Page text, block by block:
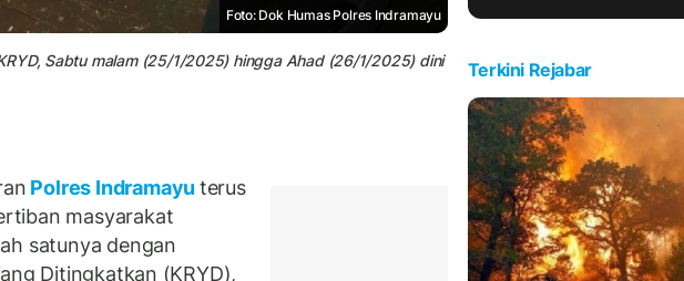
Foto: Dok Humas Polres Indramayu
Sabtu malam (25/1/2025) hingga Ahad (26/1/2025) dini
Polres Indramayuterus
masyarakat
satunya dengan
Ditingkatkan (KRYD),
Terkini Rejabar